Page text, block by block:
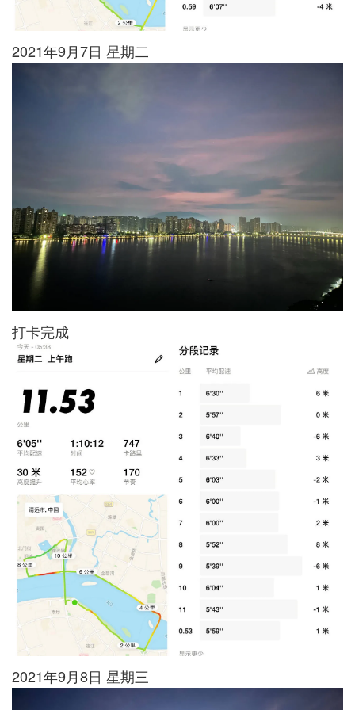
2021年9月7日 星期二
打卡完成
2021年9月8日 星期三